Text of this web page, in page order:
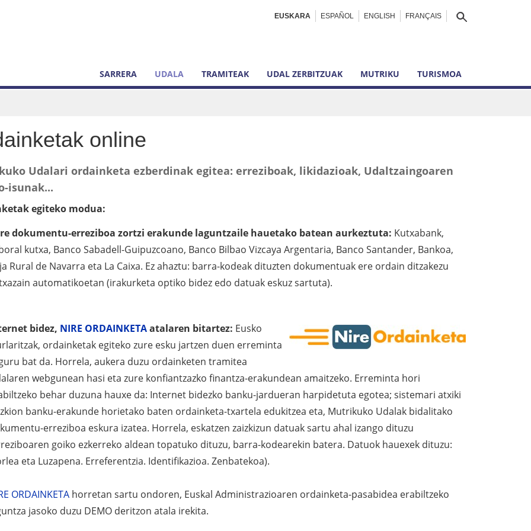
EUSKARA ESPAÑOL ENGLISH FRANÇAIS
SARRERA UDALA TRAMITEAK UDAL ZERBITZUAK MUTRIKU TURISMOA
online
Udalari ordainketa ezberdinak egitea: erreziboak, likidazioak, Udaltzaingoaren
isunak...
egiteko modua:
dokumentu-erreziboa zortzi erakunde laguntzaile hauetako batean aurkeztuta: Kutxabank,
kutxa, Banco Sabadell-Guipuzcoano, Banco Bilbao Vizcaya Argentaria, Banco Santander, Bankoa,
Rural de Navarra eta La Caixa. Ez ahaztu: barra-kodeak dituzten dokumentuak ere ordain ditzakezu
automatikoetan (irakurketa optiko bidez edo datuak eskuz sartuta).
bidez, NIRE ORDAINKETA atalaren bitartez: Eusko
ordainketak egiteko zure esku jartzen duen erreminta
bat da. Horrela, aukera duzu ordainketen tramitea
webgunean hasi eta zure konfiantzazko finantza-erakundean amaitzeko. Erreminta hori
behar duzuna hauxe da: Internet bidezko banku-jardueran harpidetuta egotea; sistemari atxiki
banku-erakunde horietako baten ordainketa-txartela edukitzea eta, Mutrikuko Udalak bidalitako
erreziboa eskura izatea. Horrela, eskatzen zaizkizun datuak sartu ahal izango dituzu
goiko ezkerreko aldean topatuko dituzu, barra-kodearekin batera. Datuok hauexek dituzu:
eta Luzapena. Erreferentzia. Identifikazioa. Zenbatekoa).
ORDAINKETAhorretan sartu ondoren, Euskal Administrazioaren ordainketa-pasabidea erabiltzeko
jasoko duzu DEMO deritzon atala irekita.